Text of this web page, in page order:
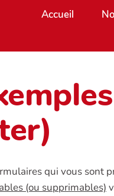
Accueil
qui vous sont
(ou supprimables)